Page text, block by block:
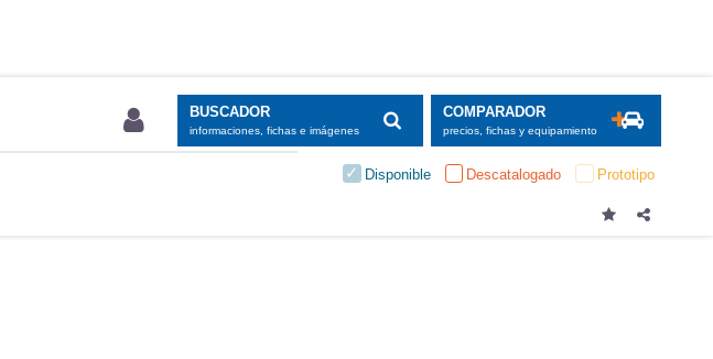
BUSCADOR
informaciones, fichas e imágenes
COMPARADOR
precios, fichas y equipamiento
Disponible Descatalogado Prototipo